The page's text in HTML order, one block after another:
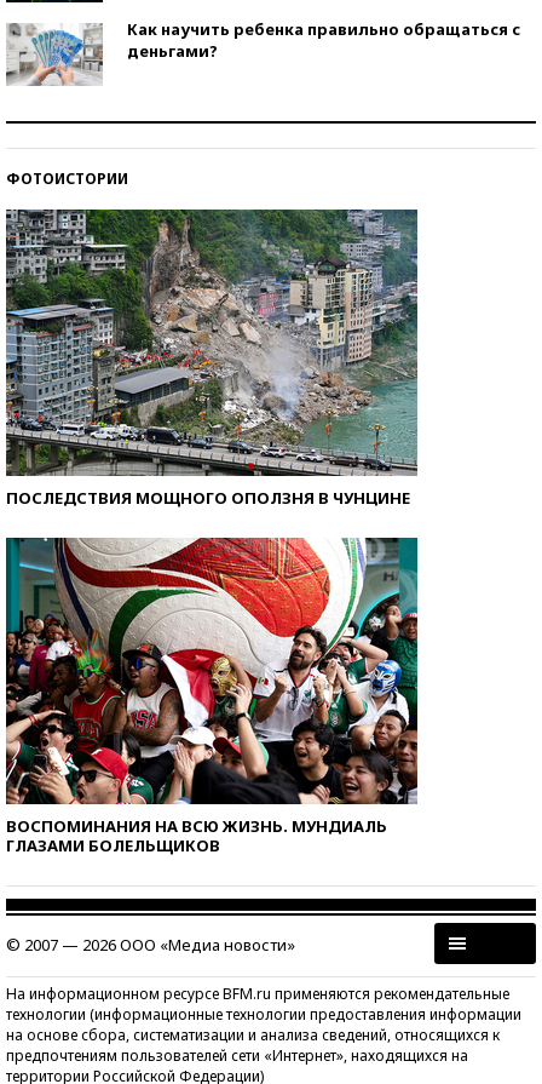
Как научить ребенка правильно обращаться с
деньгами?
ФОТОИСТОРИИ
ПОСЛЕДСТВИЯ МОЩНОГО ОПОЛЗНЯ В ЧУНЦИНЕ
ВОСПОМИНАНИЯ НА ВСЮ ЖИЗНЬ. МУНДИАЛЬ
ГЛАЗАМИ БОЛЕЛЬЩИКОВ
© 2007 — 2026 ООО «Медиа новости»
На информационном ресурсе BFM.ru применяются рекомендательные
технологии (информационные технологии предоставления информации
на основе сбора, систематизации и анализа сведений, относящихся к
предпочтениям пользователей сети «Интернет», находящихся на
территории Российской Федерации)